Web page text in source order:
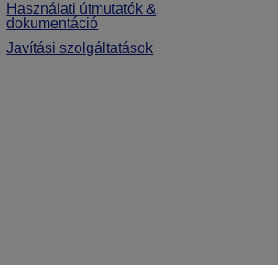
Használati útmutatók &
dokumentáció
Javítási szolgáltatások